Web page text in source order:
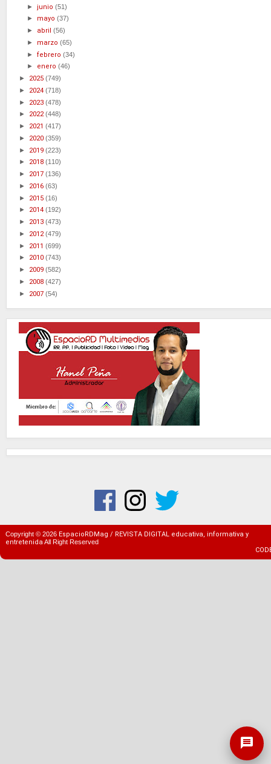
►junio(51)
► mayo(37)
► abril(56)
► marzo(65)
►febrero(34)
► enero(46)
► 2025 (749)
► 2024 (718)
► 2023 (478)
► 2022(448)
► 2021 (417)
► 2020 (359)
► 2019 (223)
► 2018 (110)
► 2017 (136)
► 2016 (63)
► 2015 (16)
► 2014 (192)
► 2013 (473)
► 2012(479)
► 2011 (699)
► 2010 (743)
► 2009 (582)
► 2008 (427)
► 2007 (54)
Copyright © 2026 EspacioRDMag / REVISTA DIGITAL educativa, informativa y
entretenidaAll Right Reserved
message